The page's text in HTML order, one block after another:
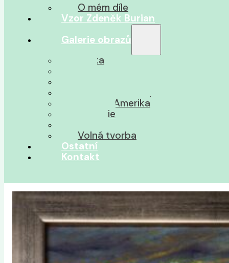
O mém díle
Vzor Zdeněk Burian
Galerie obrazů
Afrika
Střední Amerika
Oceánie
Volná tvorba
Ostatní
Kontakt